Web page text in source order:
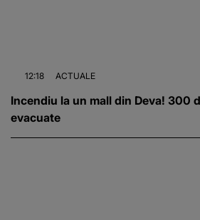
12:18 ACTUALE
Incendiu la un mall din Deva! 300
evacuate